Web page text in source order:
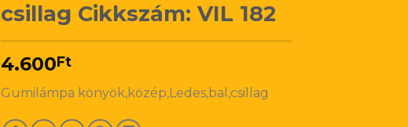
csillag Cikkszám: VIL 182
4.600Ft
Gumilámpa könyök,közép,Ledes,bal,csillag